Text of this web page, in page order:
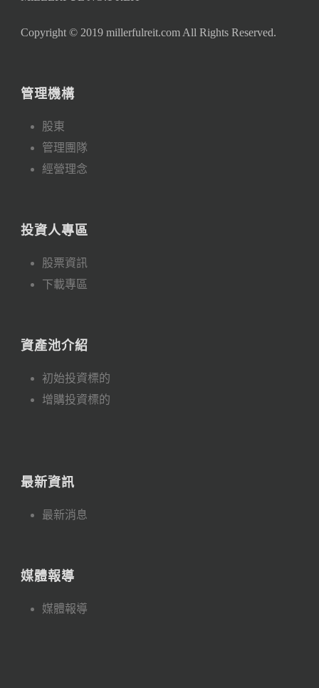
Copyright © 2019 millerfulreit.com All Rights Reserved.
管理機構
股東
管理團隊
經營理念
投資人專區
股票資訊
下載專區
資產池介紹
初始投資標的
增購投資標的
最新資訊
最新消息
媒體報導
媒體報導